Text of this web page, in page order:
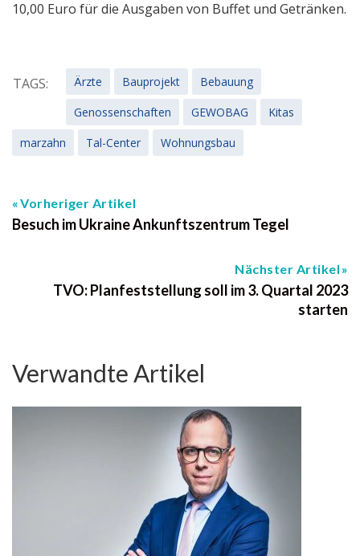
10,00 Euro für die Ausgaben von Buffet und Getränken.
TAGS: Ärzte Bauprojekt
Bebauung
Genossenschaften
GEWOBAG
Kitas
marzahn
Tal-Center Wohnungsbau
Vorheriger Artikel
Besuch im Ukraine Ankunftszentrum Tegel
Nächster Artikel
TVO: Planfeststellung soll im 3. Quartal 2023
starten
Verwandte Artikel